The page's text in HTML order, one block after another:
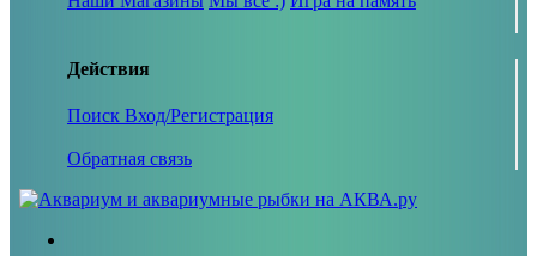
Действия
Поиск Вход/Регистрация
Обратная связь